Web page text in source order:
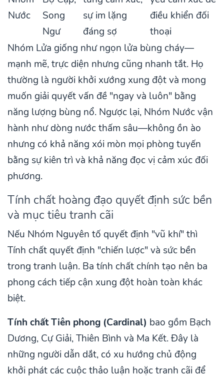
Nước
Song
Ngư
sự im lặng
đáng sợ
điều khiển đối
thoại
Nhóm Lửa giống như ngọn lửa bùng cháy—
mạnh mẽ, trực diện nhưng cũng nhanh tắt. Họ
thường là người khởi xướng xung đột và mong
muốn giải quyết vấn đề "ngay và luôn" bằng
năng lượng bùng nổ. Ngược lại, Nhóm Nước vận
hành như dòng nước thấm sâu—không ồn ào
nhưng có khả năng xói mòn mọi phòng tuyến
bằng sự kiên trì và khả năng đọc vị cảm xúc đối
phương.
Tính chất hoàng đạo quyết định sức bền
và mục tiêu tranh cãi
Nếu Nhóm Nguyên tố quyết định "vũ khí" thì
Tính chất quyết định "chiến lược" và sức bền
trong tranh luận. Ba tính chất chính tạo nên ba
phong cách tiếp cận xung đột hoàn toàn khác
biệt.
Tính chất Tiên phong (Cardinal) bao gồm Bạch
Dương, Cự Giải, Thiên Bình và Ma Kết. Đây là
những người dẫn dắt, có xu hướng chủ động
khởi phát các cuộc thảo luận hoặc tranh cãi để